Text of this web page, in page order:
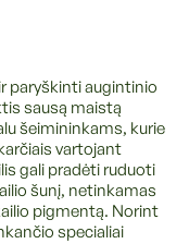
paryškinti augintinio
sausą maistą
šeimininkams, kurie
vartojant
gali pradėti ruduoti
šunį, netinkamas
pigmentą. Norint
specialiai